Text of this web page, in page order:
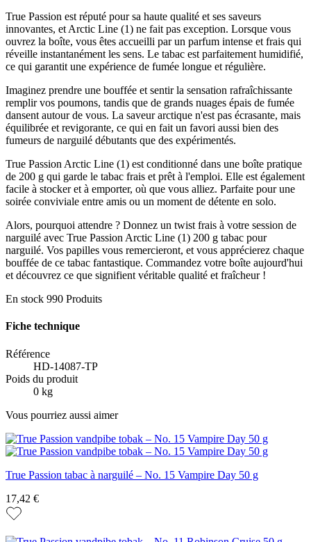
True Passion est réputé pour sa haute qualité et ses saveurs
innovantes, et Arctic Line (1) ne fait pas exception. Lorsque vous
ouvrez la boîte, vous êtes accueilli par un parfum intense et frais qui
réveille instantanément les sens. Le tabac est parfaitement humidifié,
ce qui garantit une expérience de fumée longue et régulière.
Imaginez prendre une bouffée et sentir la sensation rafraîchissante
remplir vos poumons, tandis que de grands nuages épais de fumée
dansent autour de vous. La saveur arctique n'est pas écrasante, mais
équilibrée et revigorante, ce qui en fait un favori aussi bien des
fumeurs de narguilé débutants que des expérimentés.
True Passion Arctic Line (1) est conditionné dans une boîte pratique
de 200 g qui garde le tabac frais et prêt à l'emploi. Elle est également
facile à stocker et à emporter, où que vous alliez. Parfaite pour une
soirée conviviale entre amis ou un moment de détente en solo.
Alors, pourquoi attendre ? Donnez un twist frais à votre session de
narguilé avec True Passion Arctic Line (1) 200 g tabac pour
narguilé. Vos papilles vous remercieront, et vous apprécierez chaque
bouffée de ce tabac fantastique. Commandez votre boîte aujourd'hui
et découvrez ce que signifient véritable qualité et fraîcheur !
En stock 990 Produits
Fiche technique
Référence
HD-14087-TP
Poids du produit
0 kg
Vous pourriez aussi aimer
True Passion tabac à narguilé – No. 15 Vampire Day 50 g
17,42 €